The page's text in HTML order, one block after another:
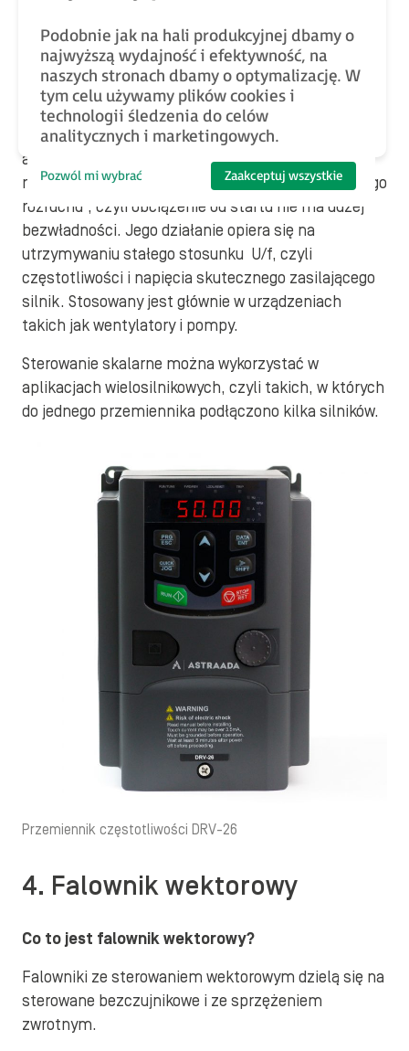
3. Falownik skalarny
Co to jest falownik skalarny?
Falownik ze sterowaniem skalarnym
algorytmem U/f) jest stosowany w prostych
aplikacjach, gdzie nie jest wymagana dokładna
regulacja prędkości obrotowej oraz nie ma „ciężkiego
rozruchu”, czyli obciążenie od startu nie ma dużej
bezwładności. Jego działanie opiera się na
utrzymywaniu stałego stosunku U/f, czyli
częstotliwości i napięcia skutecznego zasilającego
silnik. Stosowany jest głównie w urządzeniach
takich jak wentylatory i pompy.
Sterowanie skalarne można wykorzystać w
aplikacjach wielosilnikowych, czyli takich, w których
do jednego przemiennika podłączono kilka silników.
Przemiennik częstotliwości DRV-26
4. Falownik wektorowy
Co to jest falownik wektorowy?
Falowniki ze sterowaniem wektorowym dzielą się na
sterowane bezczujnikowe i ze sprzężeniem
zwrotnym.
Podobnie jak na hali produkcyjnej dbamy o
najwyższą wydajność i efektywność, na
naszych stronach dbamy o optymalizację. W
tym celu używamy plików cookies i
technologii śledzenia do celów
analitycznych i marketingowych.
Pozwól mi wybrać Zaakceptuj wszystkie